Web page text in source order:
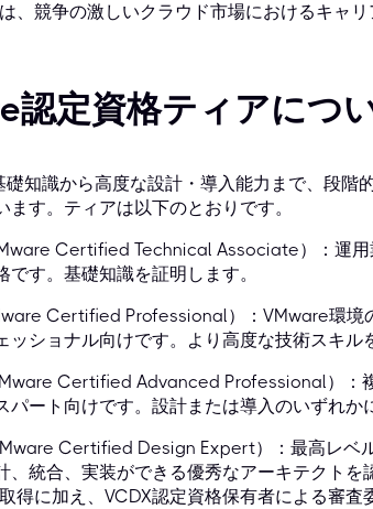
、競争の激しいクラウド市場におけるキャ
認定資格ティアにつ
知識から高度な設計・導入能力まで、段階
ます。ティアは以下のとおりです。
Certified Technical Associate）：運
です。基礎知識を証明します。
Certified Professional）：VMware環境
ッショナル向けです。より高度な技術スキル
Certified Advanced Professional）：
パート向けです。設計または導入のいずれか
Certified Design Expert）：最高レベ
、統合、実装ができる優秀なアーキテクト
得に加え、VCDX認定資格保有者による審